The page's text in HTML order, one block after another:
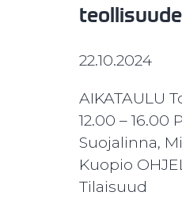
22.10.2024
AIKATAULU​
12.00 – 16.00
Suojalinna,
Kuopio
Tilaisuud